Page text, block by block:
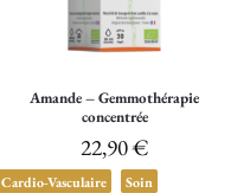
Amande – Gemmothérapie
concentrée
22,90€
Cardio-Vasculaire Soin